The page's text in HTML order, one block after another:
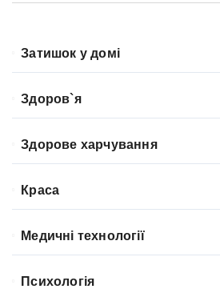
Затишок у домі
Здоров`я
Здорове харчування
Краса
Медичні технології
Психологія